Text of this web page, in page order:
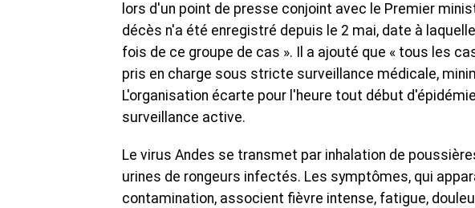
lors d'un point de presse conjoint avec le Premier
décès n'a été enregistré depuis le 2 mai, date à
fois de ce groupe de cas ». Il a ajouté que « tous les
pris en charge sous stricte surveillance médicale,
L'organisation écarte pour l'heure tout début
surveillance active.
Le virus Andes se transmet par inhalation de
urines de rongeurs infectés. Les symptômes, qui
contamination, associent fièvre intense, fatigue,